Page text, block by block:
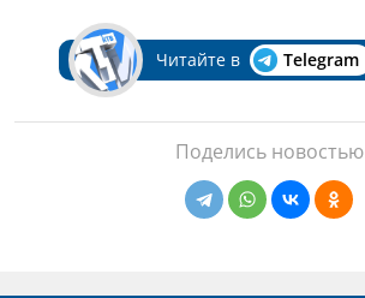
Читайте в Telegram
Поделись новостью